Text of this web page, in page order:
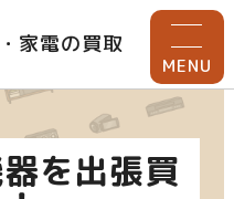
家電の買取
MENU
を出張買